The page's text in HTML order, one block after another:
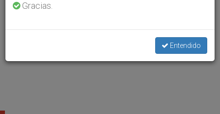
Gracias.
Entendido